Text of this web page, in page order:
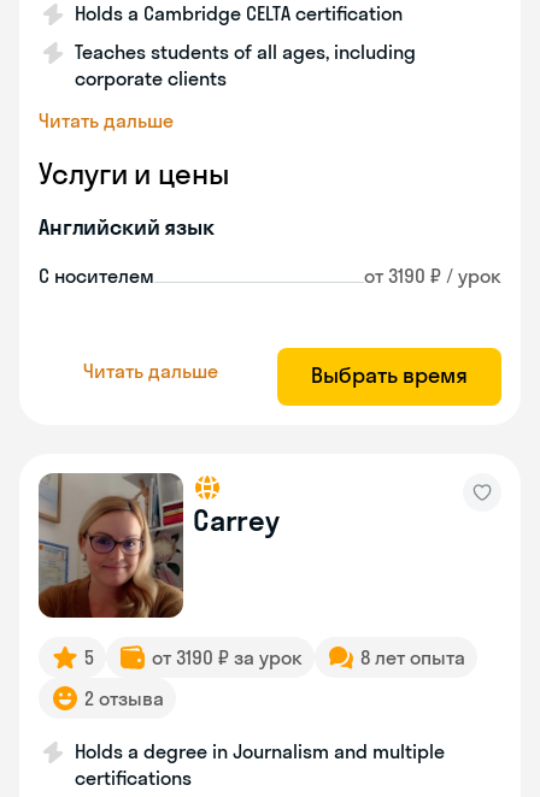
Holds a Cambridge CELTA certification
Teaches students of all ages, including
corporate clients
Читать дальше
Услуги и цены
Английский язык
С носителем от 3190 ₽ / урок
Читать дальше Выбрать время
Carrey
5 от 3190 ₽ за урок
8 лет опыта
2 отзыва
Holds a degree in Journalism and multiple
certifications